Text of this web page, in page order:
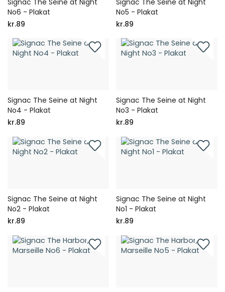
No6 - Plakat
kr.89
No5 - Plakat
kr.89
Signac The Seine at Night
No4 - Plakat
kr.89
Signac The Seine at Night
No3 - Plakat
kr.89
Signac The Seine at Night
No2 - Plakat
kr.89
Signac The Seine at Night
No1 - Plakat
kr.89